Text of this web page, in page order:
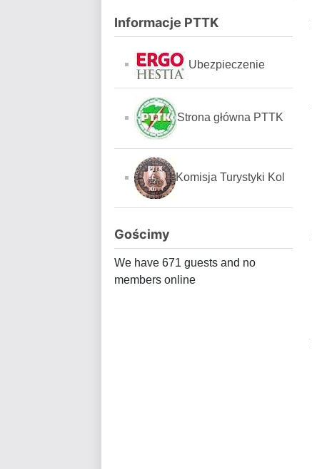
Informacje PTTK
Ubezpieczenie
Strona główna PTTK
Komisja Turystyki Kol
Gościmy
We have 671 guests and no
members online